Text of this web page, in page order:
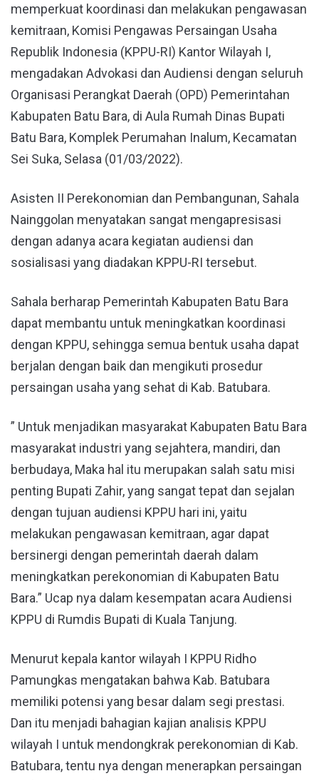
memperkuat koordinasi dan melakukan pengawasan
kemitraan, Komisi Pengawas Persaingan Usaha
Republik Indonesia (KPPU-RI) Kantor Wilayah I,
mengadakan Advokasi dan Audiensi dengan seluruh
Organisasi Perangkat Daerah (OPD) Pemerintahan
Kabupaten Batu Bara, di Aula Rumah Dinas Bupati
Batu Bara, Komplek Perumahan Inalum, Kecamatan
Sei Suka, Selasa (01/03/2022).
Asisten II Perekonomian dan Pembangunan, Sahala
Nainggolan menyatakan sangat mengapresisasi
dengan adanya acara kegiatan audiensi dan
sosialisasi yang diadakan KPPU-RI tersebut.
Sahala berharap Pemerintah Kabupaten Batu Bara
dapat membantu untuk meningkatkan koordinasi
dengan KPPU, sehingga semua bentuk usaha dapat
berjalan dengan baik dan mengikuti prosedur
persaingan usaha yang sehat di Kab. Batubara.
” Untuk menjadikan masyarakat Kabupaten Batu Bara
masyarakat industri yang sejahtera, mandiri, dan
berbudaya, Maka hal itu merupakan salah satu misi
penting Bupati Zahir, yang sangat tepat dan sejalan
dengan tujuan audiensi KPPU hari ini, yaitu
melakukan pengawasan kemitraan, agar dapat
bersinergi dengan pemerintah daerah dalam
meningkatkan perekonomian di Kabupaten Batu
Bara.” Ucap nya dalam kesempatan acara Audiensi
KPPU di Rumdis Bupati di Kuala Tanjung.
Menurut kepala kantor wilayah I KPPU Ridho
Pamungkas mengatakan bahwa Kab. Batubara
memiliki potensi yang besar dalam segi prestasi.
Dan itu menjadi bahagian kajian analisis KPPU
wilayah I untuk mendongkrak perekonomian di Kab.
Batubara, tentu nya dengan menerapkan persaingan